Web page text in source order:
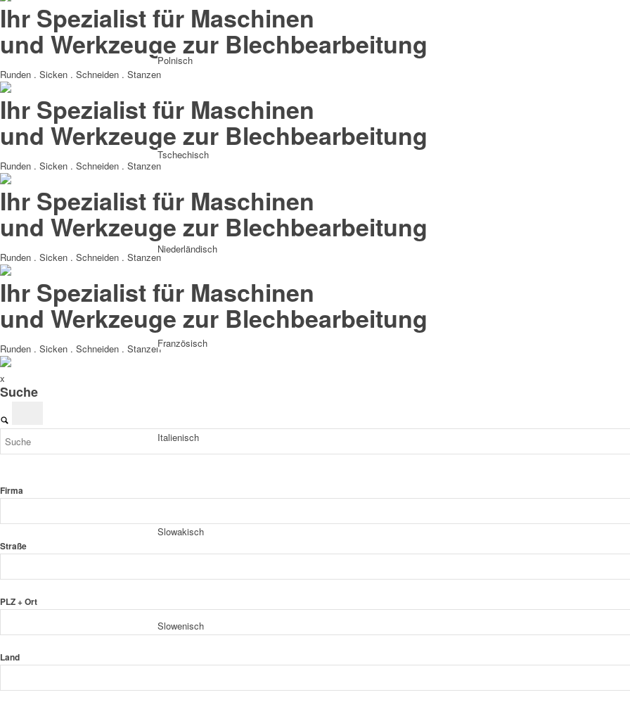
Polnisch
Tschechisch
Niederländisch
Französisch
Italienisch
Slowakisch
Slowenisch
Ihr Spezialist für Maschinen
und Werkzeuge zur Blechbearbeitung
Runden . Sicken . Schneiden . Stanzen
Ihr Spezialist für Maschinen
und Werkzeuge zur Blechbearbeitung
Runden . Sicken . Schneiden . Stanzen
Ihr Spezialist für Maschinen
und Werkzeuge zur Blechbearbeitung
Runden . Sicken . Schneiden . Stanzen
Ihr Spezialist für Maschinen
und Werkzeuge zur Blechbearbeitung
Runden . Sicken . Schneiden . Stanzen
x
Suche
Firma
Straße
PLZ + Ort
Land